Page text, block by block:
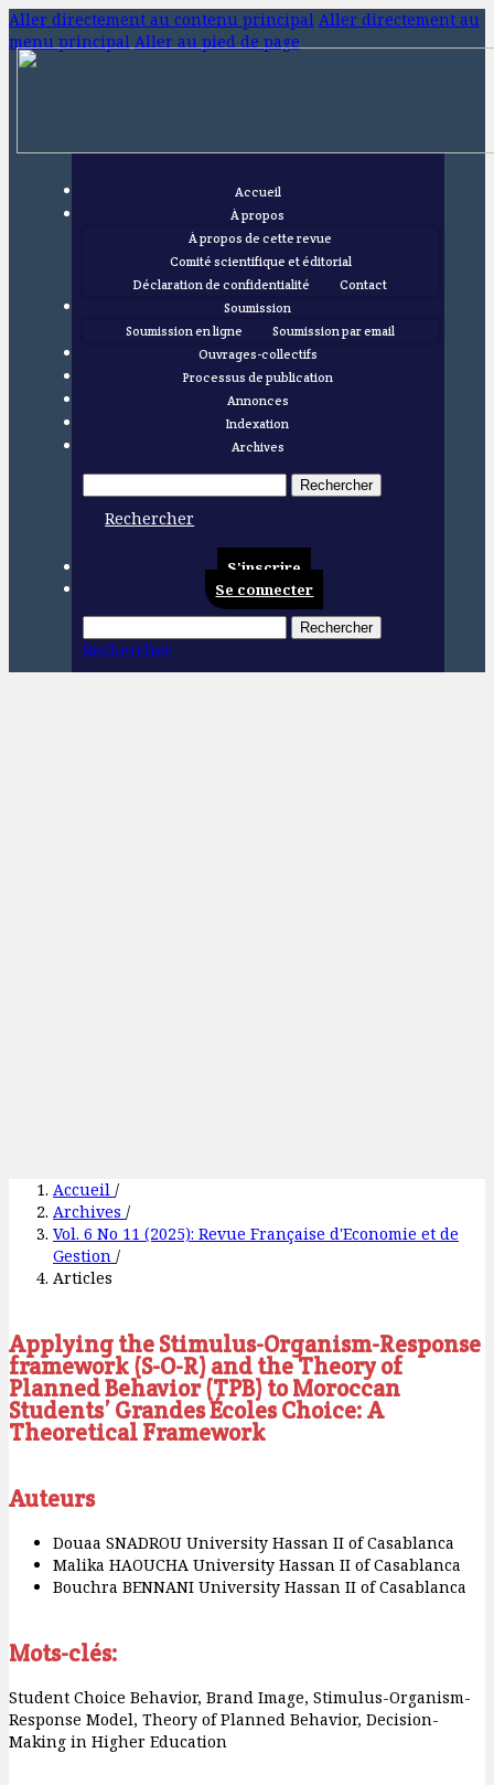
Aller directement au contenu principal Aller directement au
menu principal Aller au pied de page
Accueil
À propos
À propos de cette revue
Comité scientifique et éditorial
Déclaration de confidentialité
Contact
Soumission
Soumission en ligne
Soumission par email
Ouvrages-collectifs
Processus de publication
Annonces
Indexation
Archives
Rechercher
Rechercher
S'inscrire
Se connecter
Rechercher
Rechercher
Accueil /
Archives /
Vol. 6 No 11 (2025): Revue Française d'Economie et de
Gestion /
Articles
Applying the Stimulus-Organism-Response
framework (S-O-R) and the Theory of
Planned Behavior (TPB) to Moroccan
Students’ Grandes Écoles Choice: A
Theoretical Framework
Auteurs
Douaa SNADROU University Hassan II of Casablanca
Malika HAOUCHA University Hassan II of Casablanca
Bouchra BENNANI University Hassan II of Casablanca
Mots-clés:
Student Choice Behavior, Brand Image, Stimulus-Organism-
Response Model, Theory of Planned Behavior, Decision-
Making in Higher Education